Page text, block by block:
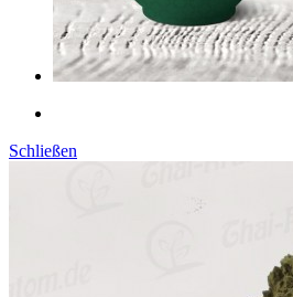
Schließen